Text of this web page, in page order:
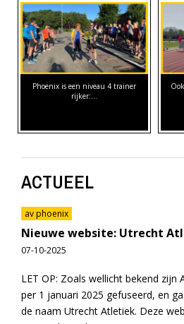
Phoenix is een niveau 4 trainer
rijker:…
ACTUEEL
av phoenix
Nieuwe website: Utrecht
07-10-2025
LET OP: Zoals wellicht bekend zijn
per 1 januari 2025 gefuseerd, en
de naam Utrecht Atletiek. Deze